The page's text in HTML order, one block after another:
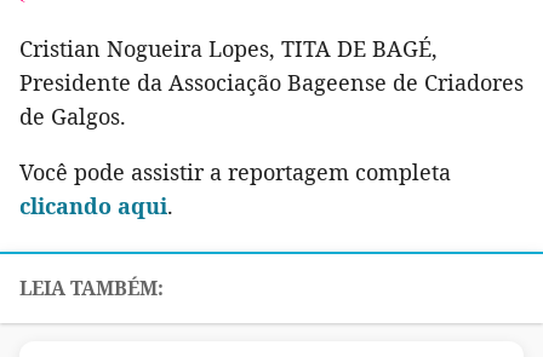
Cristian Nogueira Lopes, TITA DE BAGÉ,
Presidente da Associação Bageense de Criadores
de Galgos.
Você pode assistir a reportagem completa
clicando aqui.